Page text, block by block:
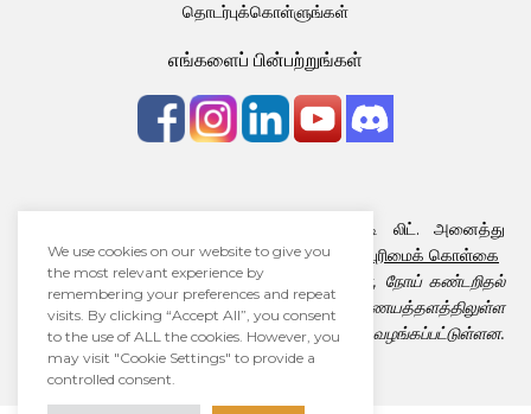
தொடர்புக்கொள்ளுங்கள்
எங்களைப் பின்பற்றுங்கள்
பதிப்புரிமை © 2026 · ஆளாக்கிங் ஏடிஹெச்டி லிட். அனைத்து
உரிமைகளும் பாதுகாக்கப்பட்டவைவிதிமுறை|
தனியுரிமைக் கொள்கை
ஆளாக்கிங் ஏடிஹெச்டி லிட். மருத்துவ ஆலோசனை, நோய் கண்டறிதல்
மற்றும் சிகிச்சை வழங்குவதில்லை. எங்கள் இணையத்தளத்திலுள்ள
தகவல்களெல்லாம் கல்விக்குறிக்கோளுடன் மட்டுமே வழங்கப்பட்டுள்ளன.
We use cookies on our website to give you
the most relevant experience by
remembering your preferences and repeat
visits. By clicking “Accept All”, you consent
to the use of ALL the cookies. However, you
may visit "Cookie Settings" to provide a
controlled consent.